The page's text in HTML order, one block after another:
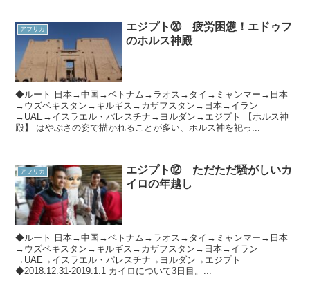
アフリカ
エジプト⑳ 疲労困憊！エドゥフ
のホルス神殿
◆ルート 日本→中国→ベトナム→ラオス→タイ→ミャンマー→日本
→ウズベキスタン→キルギス→カザフスタン→日本→イラン
→UAE→イスラエル・パレスチナ→ヨルダン→エジプト 【ホルス神
殿】 はやぶさの姿で描かれることが多い、ホルス神を祀っ...
アフリカ
エジプト⑫ ただただ騒がしいカ
イロの年越し
◆ルート 日本→中国→ベトナム→ラオス→タイ→ミャンマー→日本
→ウズベキスタン→キルギス→カザフスタン→日本→イラン
→UAE→イスラエル・パレスチナ→ヨルダン→エジプト
◆2018.12.31-2019.1.1 カイロについて3日目。...